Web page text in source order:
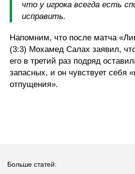
что у игрока всегда есть
исправить.
Напомним, что после матча
(3:3) Мохамед Салах заявил,
его в третий раз подряд
запасных, и он чувствует себя
отпущения».
Больше статей: